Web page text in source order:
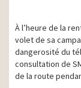
À l’heure de la
volet de sa
dangerosité du
consultation de
de la route